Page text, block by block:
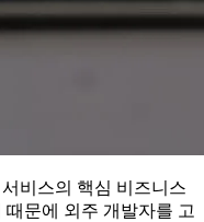
비스의 핵심 비즈니스
문에 외주 개발자를 고